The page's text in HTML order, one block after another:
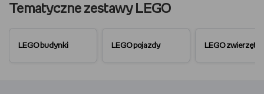
Tematyczne zestawy LEGO
LEGO budynki LEGO pojazdy LEGO zwierzęta